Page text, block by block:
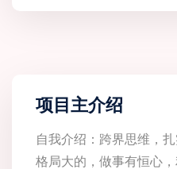
项目主介绍
自我介绍：跨界思维，
格局大的，做事有恒心